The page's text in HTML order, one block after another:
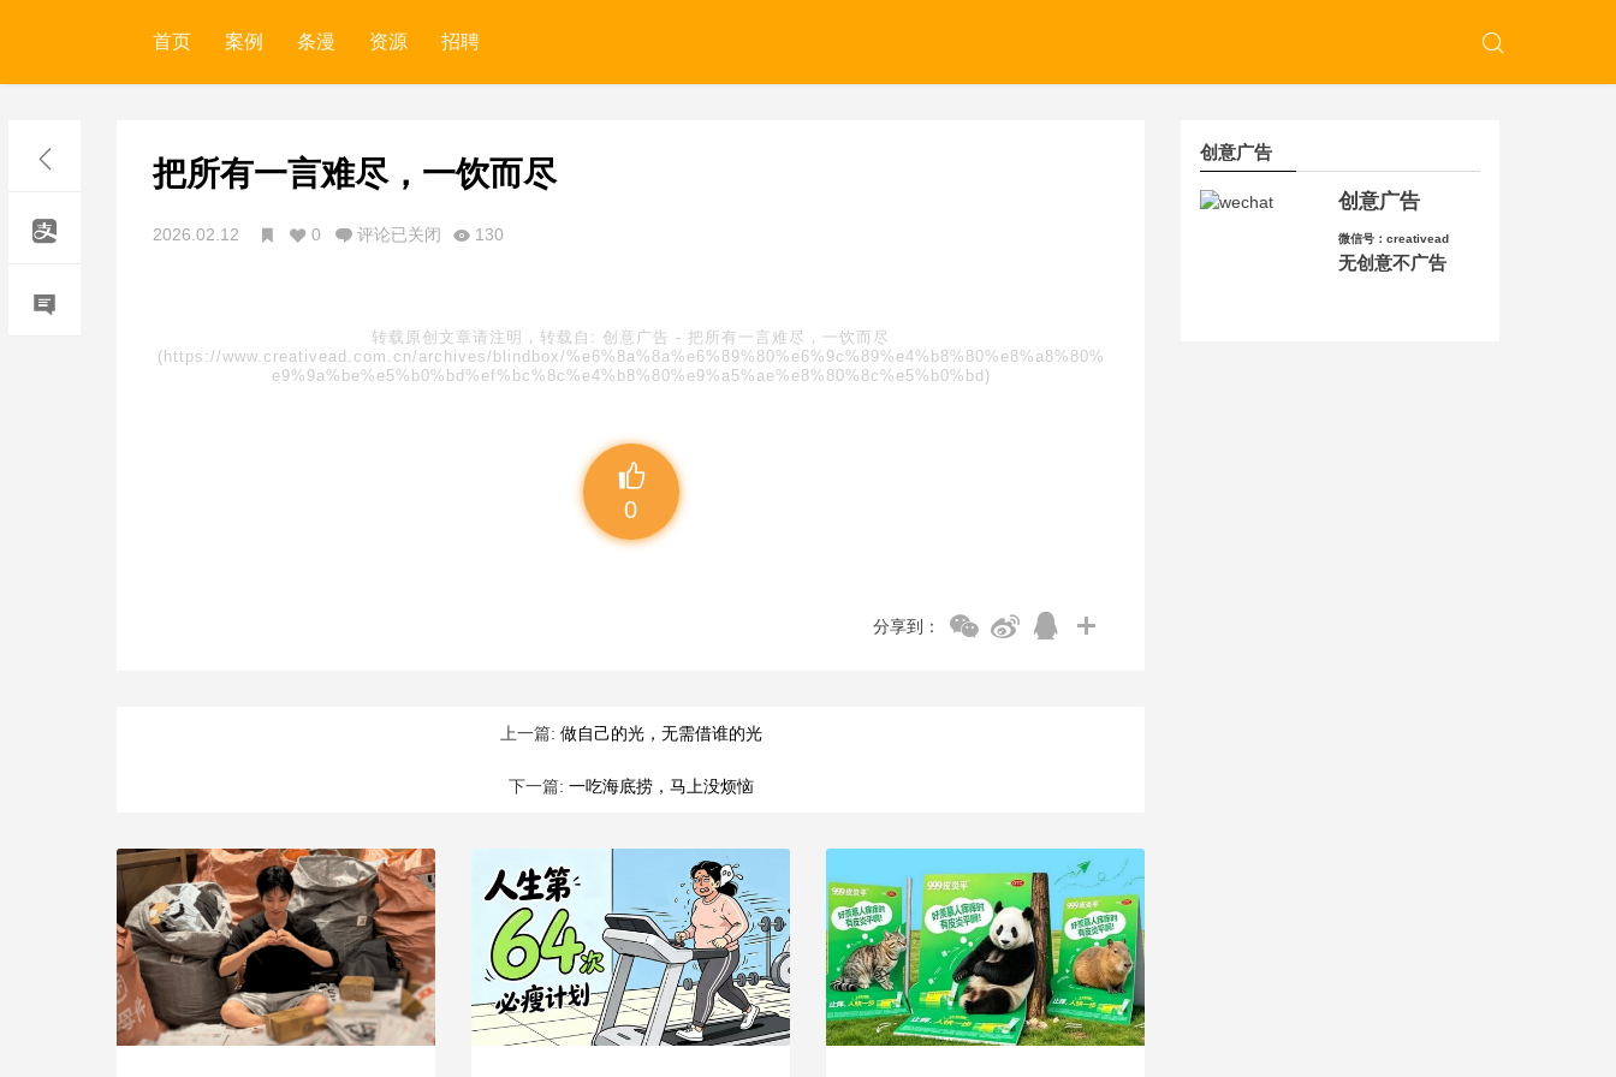
首页 案例 条漫 资源 招聘
把所有一言难尽，一饮而尽
2026.02.12 0 评论已关闭 130
转载原创文章请注明，转载自: 创意广告 - 把所有一言难尽，一饮而尽
(https://www.creativead.com.cn/archives/blindbox/%e6%8a%8a%e6%89%80%e6%9c%89%e4%b8%80%e8%a8%80%
e9%9a%be%e5%b0%bd%ef%bc%8c%e4%b8%80%e9%a5%ae%e8%80%8c%e5%b0%bd)
0
分享到：
上一篇: 做自己的光，无需借谁的光
下一篇: 一吃海底捞，马上没烦恼
创意广告
创意广告
微信号：creativead
无创意不广告